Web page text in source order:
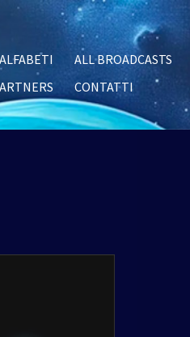
ALL BROADCASTS
CONTATTI